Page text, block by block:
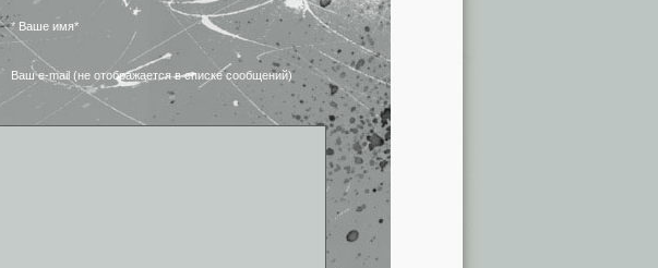
* Ваше имя*
Ваш e-mail (не отображается в списке сообщений)